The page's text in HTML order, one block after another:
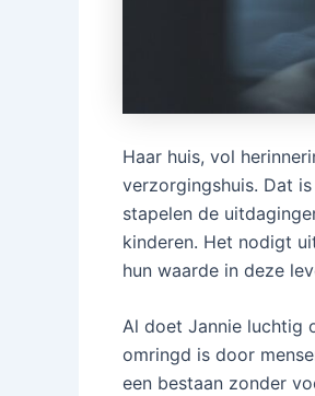
Haar huis, vol
verzorgingshuis. Dat
stapelen de
kinderen. Het nodigt
hun waarde in deze
Al doet Jannie luchtig
omringd is door
een bestaan zonder